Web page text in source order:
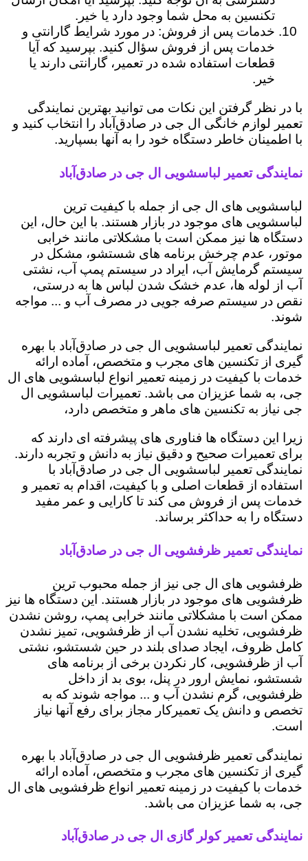
تکنسین به محل شما وجود دارد یا خیر.
خدمات پس از فروش: در مورد شرایط گارانتی و
خدمات پس از فروش سؤال کنید. بپرسید که آیا
قطعات استفاده شده در تعمیر، گارانتی دارند یا
خیر.
با در نظر گرفتن این نکات می توانید بهترین نمایندگی
تعمیر لوازم خانگی ال جی در صادق‌آباد را انتخاب کنید و
با اطمینان خاطر دستگاه خود را به آنها بسپارید.
نمایندگی تعمیر لباسشویی ال جی در صادق‌آباد
لباسشویی های ال جی از جمله با کیفیت ترین
لباسشویی های موجود در بازار هستند. با این حال، این
دستگاه ها نیز ممکن است با مشکلاتی مانند خرابی
موتور، عدم چرخش برنامه های شستشو، مشکل در
سیستم گرمایش آب، ایراد در سیستم پمپ آب، نشتی
آب از لوله ها، عدم خشک شدن لباس ها به درستی،
نقص در سیستم صرفه جویی در مصرف آب و ... مواجه
شوند.
نمایندگی تعمیر لباسشویی ال جی در صادق‌آباد با بهره
گیری از تکنسین های مجرب و متخصص، آماده ارائه
خدمات با کیفیت در زمینه تعمیر انواع لباسشویی های ال
جی، به شما عزیزان می باشد. تعمیرات لباسشویی ال
جی نیاز به تکنسین های ماهر و متخصص دارد،
زیرا این دستگاه ها فناوری های پیشرفته ای دارند که
برای تعمیرات صحیح و دقیق نیاز به دانش و تجربه دارند.
نمایندگی تعمیر لباسشویی ال جی در صادق‌آباد با
استفاده از قطعات اصلی و با کیفیت، اقدام به تعمیر و
خدمات پس از فروش می کند تا کارایی و عمر مفید
دستگاه را به حداکثر برساند.
نمایندگی تعمیر ظرفشویی ال جی در صادق‌آباد
ظرفشویی های ال جی نیز از جمله محبوب ترین
ظرفشویی های موجود در بازار هستند. این دستگاه ها نیز
ممکن است با مشکلاتی مانند خرابی پمپ، روشن نشدن
ظرفشویی، تخلیه نشدن آب از ظرفشویی، تمیز نشدن
کامل ظروف، ایجاد صدای بلند در حین شستشو، نشتی
آب از ظرفشویی، کار نکردن برخی از برنامه های
شستشو، نمایش ارور در پنل، بوی بد از داخل
ظرفشویی، گرم نشدن آب و ... مواجه شوند که به
تخصص و دانش یک تعمیرکار مجاز برای رفع آنها نیاز
است.
نمایندگی تعمیر ظرفشویی ال جی در صادق‌آباد با بهره
گیری از تکنسین های مجرب و متخصص، آماده ارائه
خدمات با کیفیت در زمینه تعمیر انواع ظرفشویی های ال
جی، به شما عزیزان می باشد.
نمایندگی تعمیر کولر گازی ال جی در صادق‌آباد